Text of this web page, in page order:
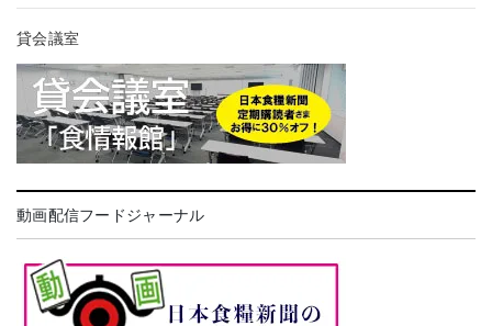
貸会議室
動画配信フードジャーナル